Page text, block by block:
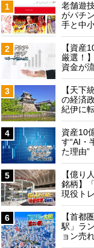
1
老舗遊
がパチ
手と中
2
【資産
厳選！
資金が
3
【天下
の経済
紀伊に
4
資産10
す“AI・
た理由
5
【億り
銘柄】
現役ト
6
【首都
駅」ラ
ョン売